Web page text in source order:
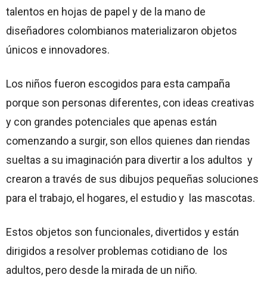
talentos en hojas de papel y de la mano de
diseñadores colombianos materializaron objetos
únicos e innovadores.
Los niños fueron escogidos para esta campaña
porque son personas diferentes, con ideas creativas
y con grandes potenciales que apenas están
comenzando a surgir, son ellos quienes dan riendas
sueltas a su imaginación para divertir a los adultos y
crearon a través de sus dibujos pequeñas soluciones
para el trabajo, el hogares, el estudio y las mascotas.
Estos objetos son funcionales, divertidos y están
dirigidos a resolver problemas cotidiano de los
adultos, pero desde la mirada de un niño.